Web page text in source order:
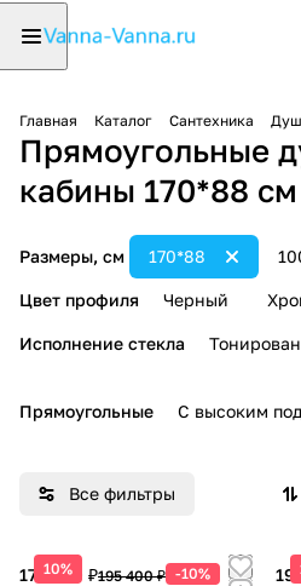
Главная Каталог Сантехника
Прямоугольные
кабины 170*88 см
Размеры, см 170*88
Цвет профиля Черный
Исполнение стекла
Прямоугольные С высоким
Все фильтры
10%
175 860 ₽195 400 ₽ -10%